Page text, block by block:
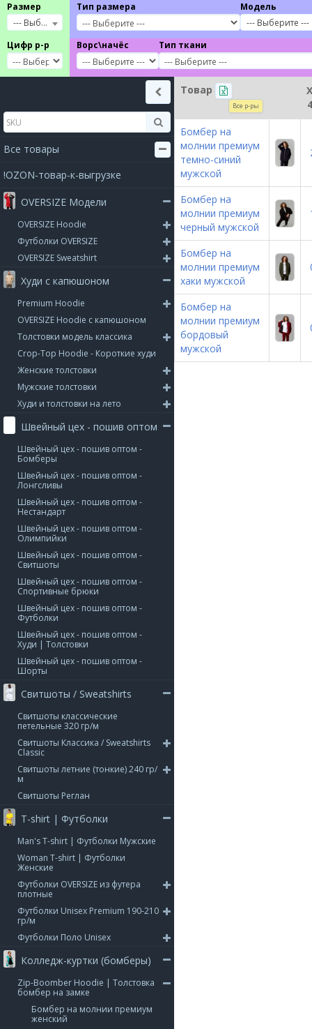
Размер
--- Выберите ---
Цифр р-р
Тип размера
Модель
--- Выберите ---
Ворс\начёс
Тип ткани
Все товары
!OZON-товар-к-выгрузке
OVERSIZE Модели
OVERSIZE Hoodie
Футболки OVERSIZE
OVERSIZE Sweatshirt
Худи с капюшоном
Premium Hoodie
OVERSIZE Hoodie с капюшоном
Толстовки модель классика
Crop-Top Hoodie - Короткие худи
Женские толстовки
Мужские толстовки
Худи и толстовки на лето
Швейный цех - пошив оптом
Швейный цех - пошив оптом -
Бомберы
Швейный цех - пошив оптом -
Лонгсливы
Швейный цех - пошив оптом -
Нестандарт
Швейный цех - пошив оптом -
Олимпийки
Швейный цех - пошив оптом -
Свитшоты
Швейный цех - пошив оптом -
Спортивные брюки
Швейный цех - пошив оптом -
Футболки
Швейный цех - пошив оптом -
Худи | Толстовки
Швейный цех - пошив оптом -
Шорты
Свитшоты / Sweatshirts
Свитшоты классические
петельные 320 гр/м
Свитшоты Классика / Sweatshirts
Classic
Свитшоты летние (тонкие) 240 гр/
м
Свитшоты Реглан
T-shirt | Футболки
Man's T-shirt | Футболки Мужские
Woman T-shirt | Футболки
Женские
Футболки OVERSIZE из футера
плотные
Футболки Unisex Premium 190-210
гр/м
Футболки Поло Unisex
Колледж-куртки (бомберы)
Zip-Boomber Hoodie | Толстовка
бомбер на замке
Бомбер на молнии премиум
женский
Товар
Все р-ры
Бомбер на
молнии премиум
темно-синий
мужской
Бомбер на
молнии премиум
черный мужской
Бомбер на
молнии премиум
хаки мужской
Бомбер на
молнии премиум
бордовый
мужской